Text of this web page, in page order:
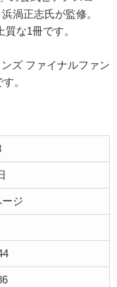
渦正志氏が監修。
な1冊です。
ズ ファイナルファン
。
ジ